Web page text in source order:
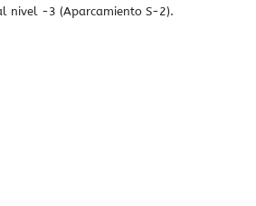
nivel -3 (Aparcamiento S-2).